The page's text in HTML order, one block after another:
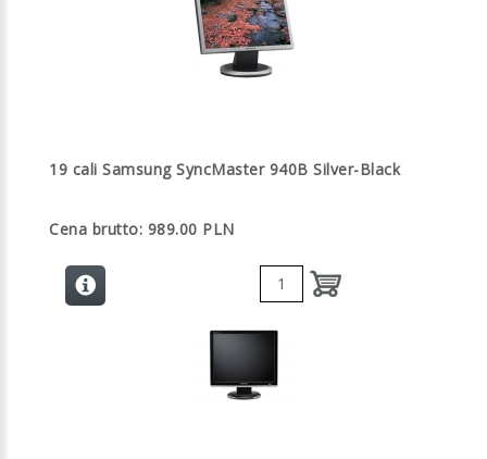
19 cali Samsung SyncMaster 940B Silver-Black
Cena brutto: 989.00 PLN